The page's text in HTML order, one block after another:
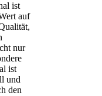
ist
auf
nur
ist
und
den